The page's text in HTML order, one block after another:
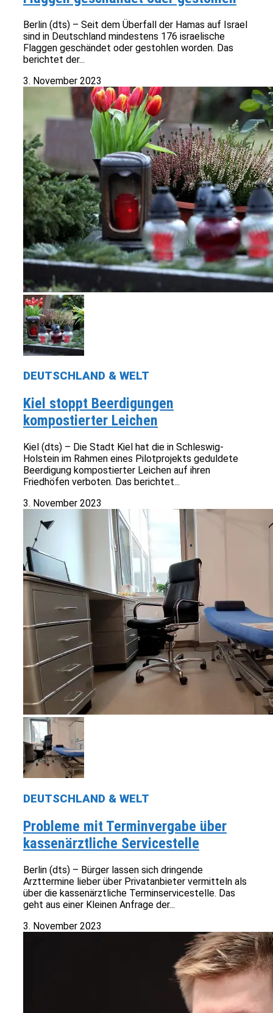
Berlin (dts) – Seit dem Überfall der Hamas auf Israel
sind in Deutschland mindestens 176 israelische
Flaggen geschändet oder gestohlen worden. Das
berichtet der...
3. November 2023
DEUTSCHLAND & WELT
Kiel stoppt Beerdigungen
kompostierter Leichen
Kiel (dts) – Die Stadt Kiel hat die in Schleswig-
Holstein im Rahmen eines Pilotprojekts geduldete
Beerdigung kompostierter Leichen auf ihren
Friedhöfen verboten. Das berichtet...
3. November 2023
DEUTSCHLAND & WELT
Probleme mit Terminvergabe über
kassenärztliche Servicestelle
Berlin (dts) – Bürger lassen sich dringende
Arzttermine lieber über Privatanbieter vermitteln als
über die kassenärztliche Terminservicestelle. Das
geht aus einer Kleinen Anfrage der...
3. November 2023